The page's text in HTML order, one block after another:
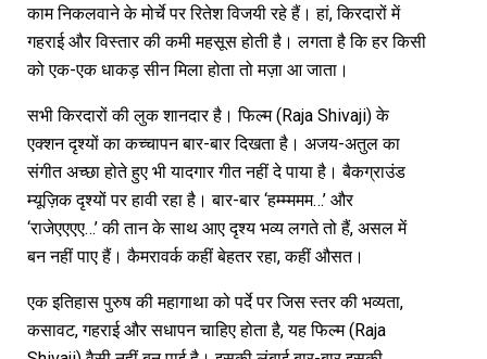
काम निकलवाने के मोर्चे पर रितेश विजयी रहे हैं। हां, किरदारों में
गहराई और विस्तार की कमी महसूस होती है। लगता है कि हर किसी
को एक-एक धाकड़ सीन मिला होता तो मज़ा आ जाता।
सभी किरदारों की लुक शानदार है। फिल्म (Raja Shivaji) के
एक्शन दृश्यों का कच्चापन बार-बार दिखता है। अजय-अतुल का
संगीत अच्छा होते हुए भी यादगार गीत नहीं दे पाया है। बैकग्राउंड
म्यूज़िक दृश्यों पर हावी रहा है। बार-बार ‘हम्म्ममम…’ और
‘राजेएएएए…’ की तान के साथ आए दृश्य भव्य लगते तो हैं, असल में
बन नहीं पाए हैं। कैमरावर्क कहीं बेहतर रहा, कहीं औसत।
एक इतिहास पुरुष की महागाथा को पर्दे पर जिस स्तर की भव्यता,
कसावट, गहराई और सधापन चाहिए होता है, यह फिल्म (Raja